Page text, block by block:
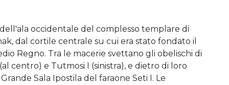
occidentale del complesso templare di
dal cortile centrale su cui era stato fondato il
Regno. Tra le macerie svettano gli obelischi di
centro) e Tutmosi I (sinistra), e dietro di loro
Sala Ipostila del faraone Seti I. Le